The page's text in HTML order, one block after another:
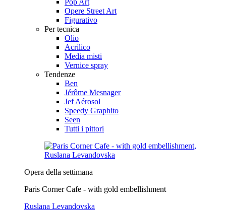
Opere Street Art
Figurativo
Per tecnica
Olio
Acrilico
Media misti
Vernice spray
Tendenze
Ben
Jérôme Mesnager
Jef Aérosol
Speedy Graphito
Seen
Tutti i pittori
Opera della settimana
Paris Corner Cafe - with gold embellishment
Ruslana Levandovska